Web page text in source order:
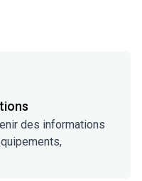
des informations